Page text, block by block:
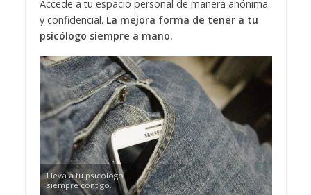
Accede a tu espacio personal de manera anónima
y confidencial. La mejora forma de tener a tu
psicólogo siempre a mano.
Lleva a tu psicólogo
siempre contigo.